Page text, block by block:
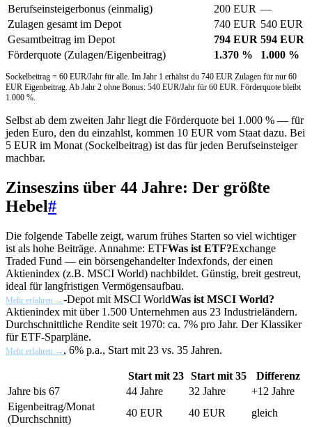
Berufseinsteigerbonus (einmalig) 200 EUR —
Zulagen gesamt im Depot
740 EUR 540 EUR
Gesamtbeitrag im Depot
794 EUR 594 EUR
Förderquote (Zulagen/Eigenbeitrag)
1.370 % 1.000 %
Sockelbeitrag = 60 EUR/Jahr für alle. Im Jahr 1 erhältst du 740 EUR Zulagen für nur 60
EUR Eigenbeitrag. Ab Jahr 2 ohne Bonus: 540 EUR/Jahr für 60 EUR. Förderquote bleibt
1.000 %.
Selbst ab dem zweiten Jahr liegt die Förderquote bei 1.000 % — für
jeden Euro, den du einzahlst, kommen 10 EUR vom Staat dazu. Bei
5 EUR im Monat (Sockelbeitrag) ist das für jeden Berufseinsteiger
machbar.
Zinseszins über 44 Jahre: Der größte
Hebel#
Die folgende Tabelle zeigt, warum frühes Starten so viel wichtiger
ist als hohe Beiträge. Annahme: ETFWas ist ETF?Exchange
Traded Fund — ein börsengehandelter Indexfonds, der einen
Aktienindex (z.B. MSCI World) nachbildet. Günstig, breit gestreut,
ideal für langfristigen Vermögensaufbau.
Mehr erfahren →-Depot mit MSCI WorldWas ist MSCI World?
Aktienindex mit über 1.500 Unternehmen aus 23 Industrieländern.
Durchschnittliche Rendite seit 1970: ca. 7% pro Jahr. Der Klassiker
für ETF-Sparpläne.
Mehr erfahren → , 6% p.a., Start mit 23 vs. 35 Jahren.
Start mit 23 Start mit 35
Differenz
Jahre bis 67
44 Jahre 32 Jahre
+12 Jahre
Eigenbeitrag/Monat
(Durchschnitt)
40 EUR 40 EUR gleich